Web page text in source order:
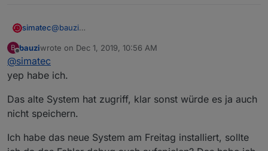
simatec@bauzi
B
Offline
bauziwrote on Dec 1, 2019, 10:56 AM
last edited by
@simatec
yep habe ich.
Das alte System hat zugriff, klar sonst würde es ja auch
nicht speichern.
Ich habe das neue System am Freitag installiert, sollte